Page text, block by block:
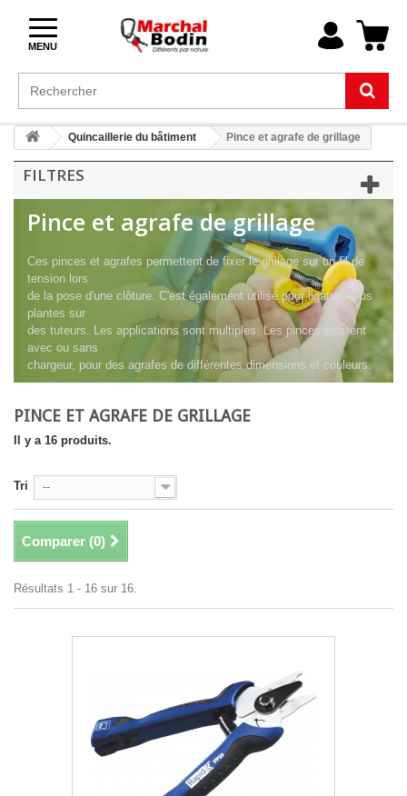
MENU
Quincaillerie du bâtiment Pince et agrafe de grillage
FILTRES
Pince et agrafe de grillage
Ces pinces et agrafes permettent de fixer le grillage sur un fil de
tension lors
de la pose d'une clôture. C'est également utilisé pour ligaturer vos
plantes sur
des tuteurs. Les applications sont multiples. Les pinces existent
avec ou sans
chargeur, pour des agrafes de différentes dimensions et couleurs.
PINCE ET AGRAFE DE GRILLAGE
Il y a 16 produits.
Tri --
Comparer (0)
Résultats 1 - 16 sur 16.